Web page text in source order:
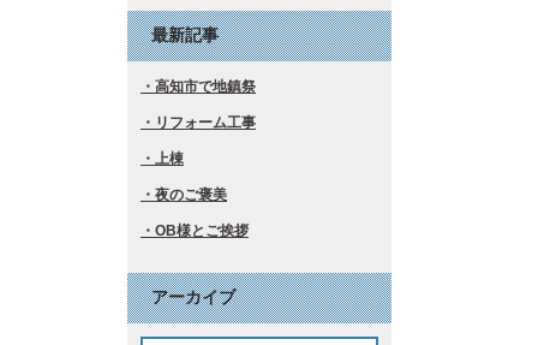
最新記事
高知市で地鎮祭
リフォーム工事
上棟
夜のご褒美
OB様とご挨拶
アーカイブ